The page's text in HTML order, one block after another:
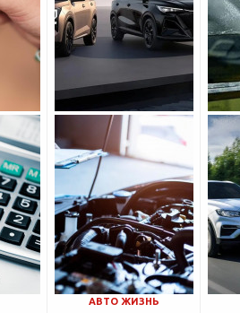
АВТО ЖИЗНЬ